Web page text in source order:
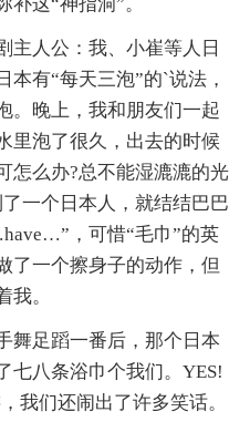
这“神指洞”。
人公：我、小崔等人日
有“每天三泡”的`说法，
。晚上，我和朋友们一起
里泡了很久，出去的时候
怎么办?总不能湿漉漉的光
一个日本人，就结结巴巴
，可惜“毛巾”的英
了一个擦身子的动作，但
我。
足蹈一番后，那个日本
七八条浴巾个我们。YES!
我们还闹出了许多笑话。